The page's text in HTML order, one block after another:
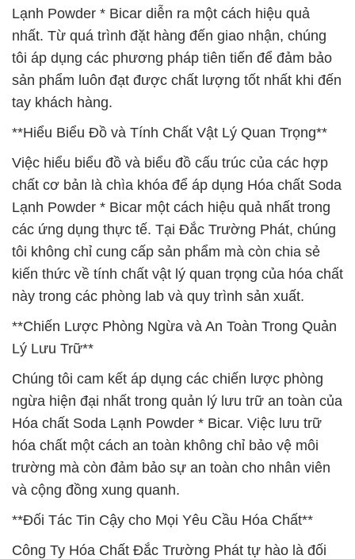
Lạnh Powder * Bicar diễn ra một cách hiệu quả
nhất. Từ quá trình đặt hàng đến giao nhận, chúng
tôi áp dụng các phương pháp tiên tiến để đảm bảo
sản phẩm luôn đạt được chất lượng tốt nhất khi đến
tay khách hàng.
**Hiểu Biểu Đồ và Tính Chất Vật Lý Quan Trọng**
Việc hiểu biểu đồ và biểu đồ cấu trúc của các hợp
chất cơ bản là chìa khóa để áp dụng Hóa chất Soda
Lạnh Powder * Bicar một cách hiệu quả nhất trong
các ứng dụng thực tế. Tại Đắc Trường Phát, chúng
tôi không chỉ cung cấp sản phẩm mà còn chia sẻ
kiến thức về tính chất vật lý quan trọng của hóa chất
này trong các phòng lab và quy trình sản xuất.
**Chiến Lược Phòng Ngừa và An Toàn Trong Quản
Lý Lưu Trữ**
Chúng tôi cam kết áp dụng các chiến lược phòng
ngừa hiện đại nhất trong quản lý lưu trữ an toàn của
Hóa chất Soda Lạnh Powder * Bicar. Việc lưu trữ
hóa chất một cách an toàn không chỉ bảo vệ môi
trường mà còn đảm bảo sự an toàn cho nhân viên
và cộng đồng xung quanh.
**Đối Tác Tin Cậy cho Mọi Yêu Cầu Hóa Chất**
Công Ty Hóa Chất Đắc Trường Phát tự hào là đối